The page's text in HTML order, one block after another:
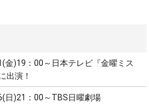
金)19：00～日本テレビ『金曜ミス
出演！
日)21：00～TBS日曜劇場